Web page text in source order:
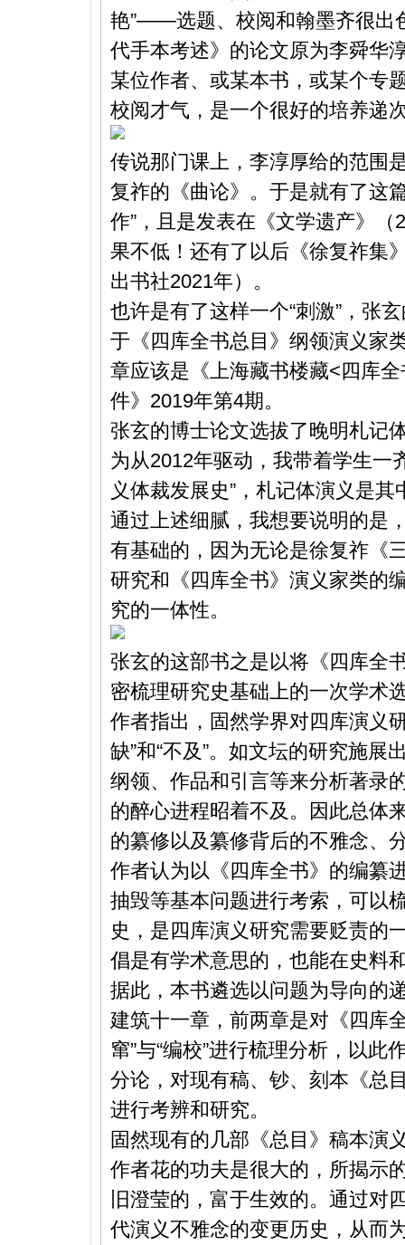
艳”——选题、校阅和翰墨齐很出
代手本考述》的论文原为李舜华
某位作者、或某本书，或某个专
校阅才气，是一个很好的培养递
传说那门课上，李淳厚给的范围
复祚的《曲论》。于是就有了这
作”，且是发表在《文学遗产》
果不低！还有了以后《徐复祚集
出书社2021年）。
也许是有了这样一个“刺激”，张
于《四库全书总目》纲领演义家
章应该是《上海藏书楼藏<四库
件》2019年第4期。
张玄的博士论文选拔了晚明札记
为从2012年驱动，我带着学生一
义体裁发展史”，札记体演义是
通过上述细腻，我想要说明的是
有基础的，因为无论是徐复祚《
研究和《四库全书》演义家类的
究的一体性。
张玄的这部书之是以将《四库全
密梳理研究史基础上的一次学术
作者指出，固然学界对四库演义
缺”和“不及”。如文坛的研究施
纲领、作品和引言等来分析著录
的醉心进程昭着不及。因此总体
的纂修以及纂修背后的不雅念、
作者认为以《四库全书》的编纂
抽毁等基本问题进行考索，可以
史，是四库演义研究需要贬责的
倡是有学术意思的，也能在史料
据此，本书遴选以问题为导向的
建筑十一章，前两章是对《四库
窜”与“编校”进行梳理分析，以
分论，对现有稿、钞、刻本《总
进行考辨和研究。
固然现有的几部《总目》稿本演
作者花的功夫是很大的，所揭示
旧澄莹的，富于生效的。通过对
代演义不雅念的变更历史，从而